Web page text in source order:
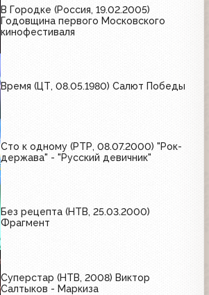
В Городке (Россия, 19.02.2005)
Годовщина первого Московского
кинофестиваля
Время (ЦТ, 08.05.1980) Салют Победы
Сто к одному (РТР, 08.07.2000) "Рок-
держава" - "Русский девичник"
Без рецепта (НТВ, 25.03.2000)
Фрагмент
Суперстар (НТВ, 2008) Виктор
Салтыков - Маркиза